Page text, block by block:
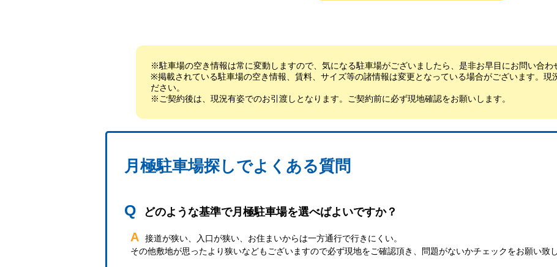
※駐車場の空き情報は常に変動しますので、気になる駐車場がございましたら、是非お早目にお問い合わ
※掲載されている駐車場の空き情報、賃料、サイズ等の諸情報は変更となっている場合がございます。現
ださい。
※ご契約後は、現況有姿でのお引渡しとなります。ご契約前に必ず現地確認をお願いします。
月極駐車場探しでよくある質問
Q どのような基準で月極駐車場を選べばよいですか？
A
接道が狭い、入口が狭い、お住まいからは一方通行で行きにくい。
その他敷地が思ったより狭いなどもございますので必ず現地をご確認頂き、問題がないかチェックをお願い致し